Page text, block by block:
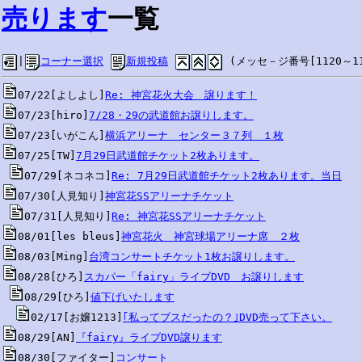
売ります一覧
コーナー選択 新規投稿 (メッセ－ジ番号[1120～
07/22[よしよし] Re: 神宮花火大会　譲ります！
07/23[hiro] 7/28・29の武道館お譲りします。
07/23[いがこん] 横浜アリーナ　センター３７列　１枚
07/25[TW] 7月29日武道館チケット2枚あります。
07/29[ネコネコ] Re: 7月29日武道館チケット2枚あります。当日
07/30[人見知り] 神宮花SSアリーナチケット
07/31[人見知り] Re: 神宮花SSアリーナチケット
08/01[les bleus] 神宮花火　神宮球場アリーナ席　２枚
08/03[Ming] 台湾コンサートチケット1枚お譲りします。
08/28[ひろ] スカパー「fairy」ライブDVD　お譲りします
08/29[ひろ] 値下げいたします
02/17[お嬢1213] ｢私ってブスだったの？｣DVD売って下さい。
08/29[AN]
『fairy』ライブDVD譲ります
08/30[ファイター]
コンサート